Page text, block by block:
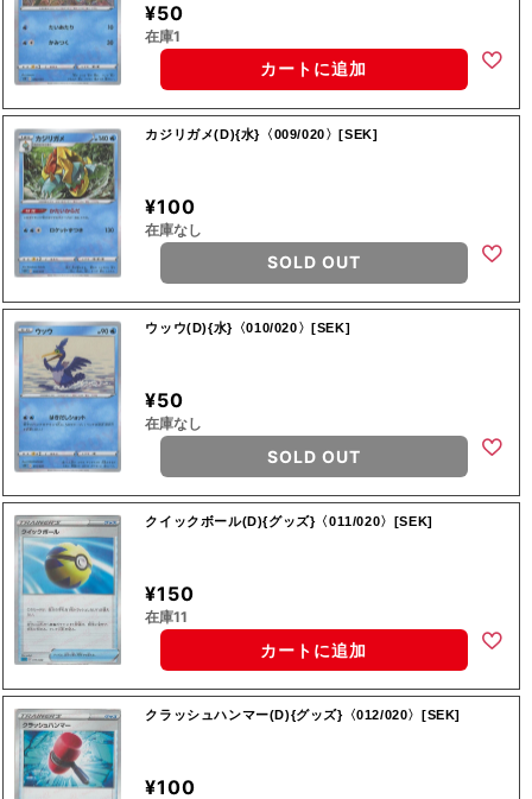
¥50
在庫1
カートに追加
カジリガメ(D){水}〈009/020〉[SEK]
¥100
在庫なし
SOLD OUT
ウッウ(D){水}〈010/020〉[SEK]
¥50
在庫なし
SOLD OUT
クイックボール(D){グッズ}〈011/020〉[SEK]
¥150
在庫11
カートに追加
クラッシュハンマー(D){グッズ}〈012/020〉[SEK]
¥100